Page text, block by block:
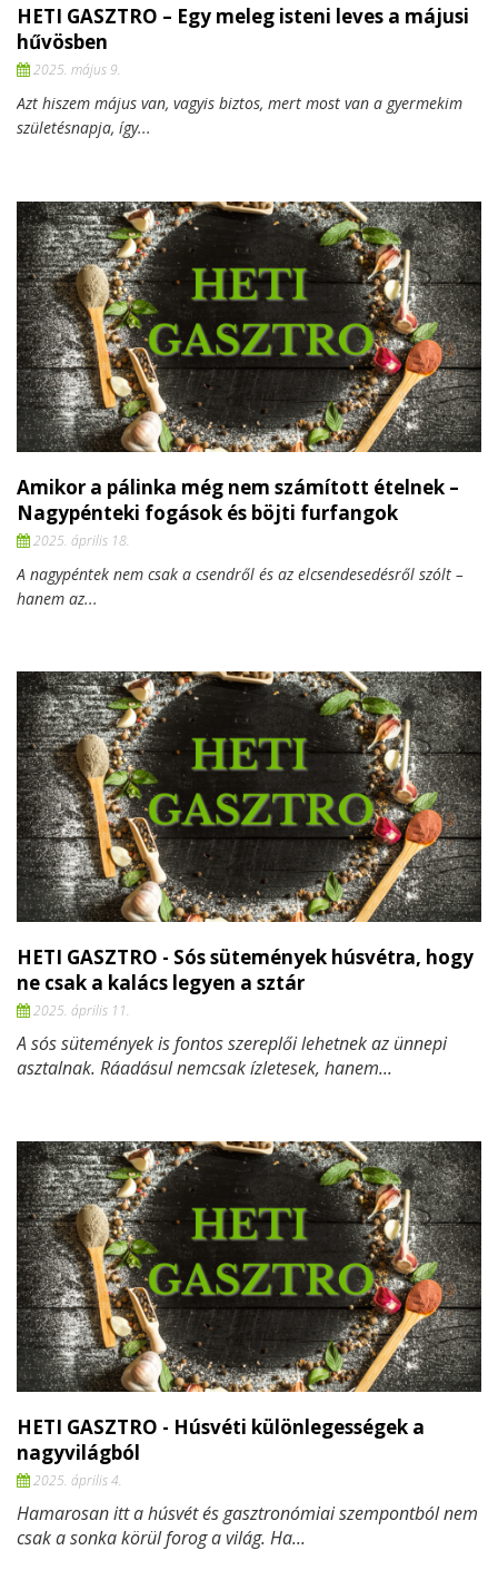
HETI GASZTRO – Egy meleg isteni leves a májusi
hűvösben
2025. május 9.
Azt hiszem május van, vagyis biztos, mert most van a gyermekim
születésnapja, így...
Amikor a pálinka még nem számított ételnek –
Nagypénteki fogások és böjti furfangok
2025. április 18.
A nagypéntek nem csak a csendről és az elcsendesedésről szólt –
hanem az...
HETI GASZTRO - Sós sütemények húsvétra, hogy
ne csak a kalács legyen a sztár
2025. április 11.
A sós sütemények is fontos szereplői lehetnek az ünnepi
asztalnak. Ráadásul nemcsak ízletesek, hanem...
HETI GASZTRO - Húsvéti különlegességek a
nagyvilágból
2025. április 4.
Hamarosan itt a húsvét és gasztronómiai szempontból nem
csak a sonka körül forog a világ. Ha...